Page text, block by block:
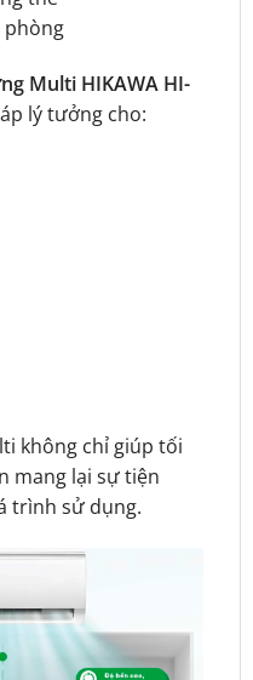
Multi HIKAWA HI-
lý tưởng cho:
không chỉ giúp tối
mang lại sự tiện
trình sử dụng.